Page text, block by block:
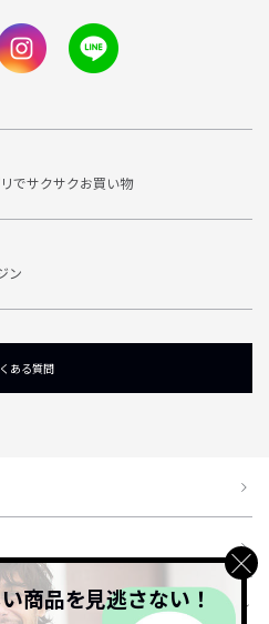
でサクサクお買い物
ン
ある質問
商品を見逃さない！